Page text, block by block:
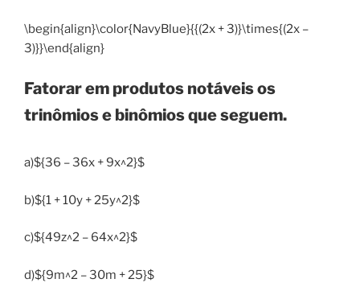
\begin{align}\color{NavyBlue}{{(2x + 3)}\times{(2x –
3)}}\end{align}
Fatorar em produtos notáveis os
trinômios e binômios que seguem.
a)${36 – 36x + 9x^2}$
b)${1 + 10y + 25y^2}$
c)${49z^2 – 64x^2}$
d)${9m^2 – 30m + 25}$